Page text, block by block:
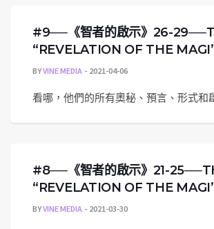
#9──《智者的啟示》26-
“REVELATION OF THE
BYVINE MEDIA 2021-04-06
看哪，他們的所有奧秘、預言、形式和
#8──《智者的啟示》21-
“REVELATION OF THE
BYVINE MEDIA 2021-03-30